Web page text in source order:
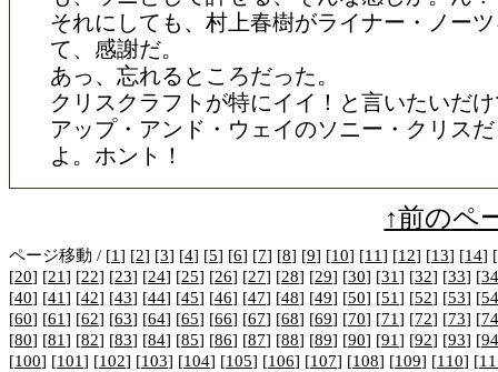
それにしても、村上春樹がライナー・ノー
て、感謝だ。
あっ、忘れるところだった。
クリスクラフトが特にイイ！と言いたいだ
アップ・アンド・ウェイのソニー・クリス
よ。ホント！
↑前のペ
ページ移動 / [1] [2] [3] [4] [5] [6] [7] [8] [9] [10] [11] [12] [13] [14] [
[20] [21] [22] [23] [24] [25] [26] [27] [28] [29] [30] [31] [32] [33] [34
[40] [41] [42] [43] [44] [45] [46] [47] [48] [49] [50] [51] [52] [53] [54
[60] [61] [62] [63] [64] [65] [66] [67] [68] [69] [70] [71] [72] [73] [74
[80] [81] [82] [83] [84] [85] [86] [87] [88] [89] [90] [91] [92] [93] [94
[100] [101] [102] [103] [104] [105] [106] [107] [108] [109] [110] [